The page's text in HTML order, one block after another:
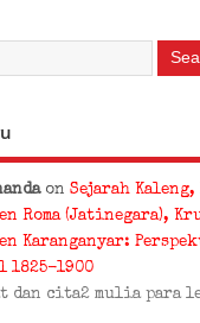
on Sejarah
Roma (Jatinegara),
Karanganyar:
1825-1900
dan cita2 mulia para